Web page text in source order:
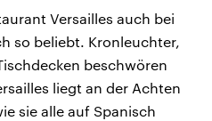
Versailles auch bei
so beliebt. Kronleuchter,
beschwören
liegt an der Achten
sie alle auf Spanisch